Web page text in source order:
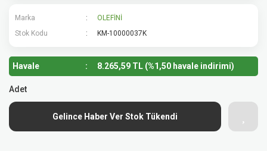
Marka
OLEFİNİ
Stok Kodu
KM-10000037K
Havale 8.265,59 TL (%1,50 havale indirimi)
Adet
Gelince Haber Ver Stok Tükendi